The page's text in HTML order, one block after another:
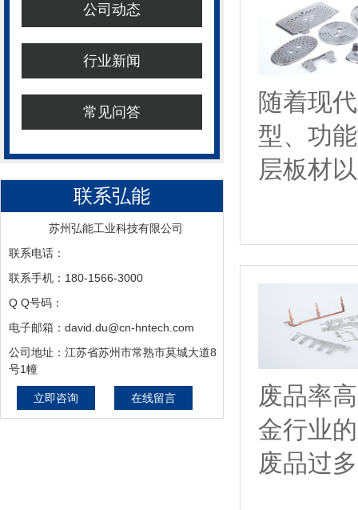
公司动态
行业新闻
常见问答
联系弘能
苏州弘能工业科技有限公司
联系电话：
联系手机：180-1566-3000
Q Q号码：
电子邮箱：david.du@cn-hntech.com
公司地址：江苏省苏州市常熟市莫城大道8
号1幢
立即咨询 在线留言
随着现
型、功
层板材
废品率
金行业
废品过